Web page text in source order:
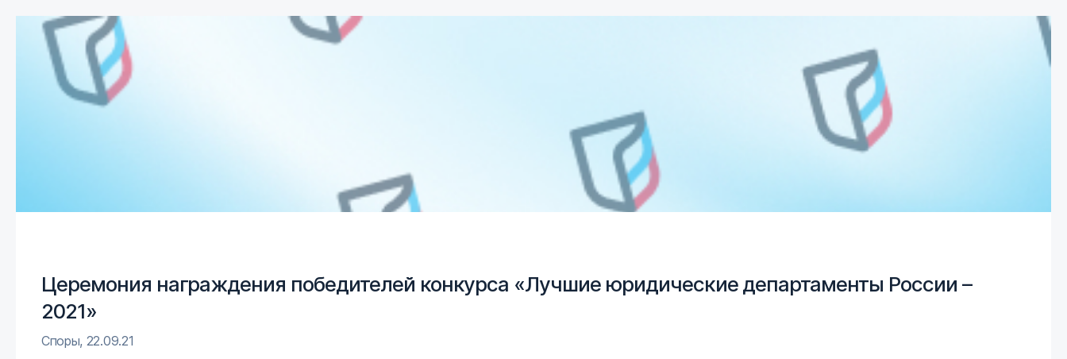
Церемония награждения победителей конкурса «Лучшие юридические департаменты России –
2021»
Споры, 22.09.21